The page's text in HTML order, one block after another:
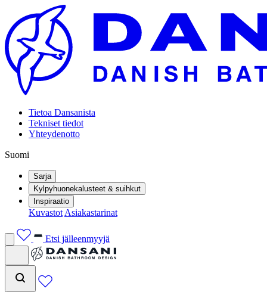
Tietoa Dansanista
Tekniset tiedot
Yhteydenotto
Suomi
Sarja
Kylpyhuonekalusteet & suihkut
Inspiraatio
Kuvastot Asiakastarinat
Etsi jälleenmyyjä